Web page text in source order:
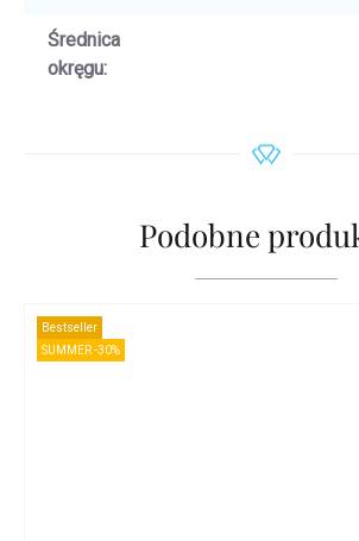
Średnica
okręgu:
Podobne
Bestseller
SUMMER -30%